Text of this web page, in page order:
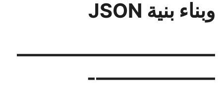
وبناء بنية JSON
——————————
——————-